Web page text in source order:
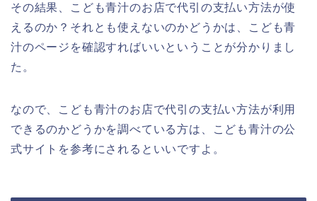
その結果、こども青汁のお店で代引の支払い方法が使
えるのか？それとも使えないのかどうかは、こども青
汁のページを確認すればいいということが分かりまし
た。
なので、こども青汁のお店で代引の支払い方法が利用
できるのかどうかを調べている方は、こども青汁の公
式サイトを参考にされるといいですよ。